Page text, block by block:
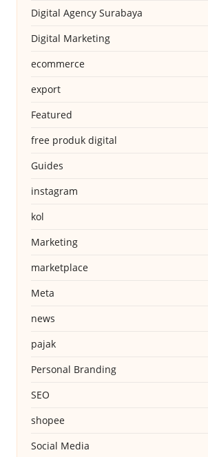
Digital Agency Surabaya
Digital Marketing
ecommerce
export
Featured
free produk digital
Guides
instagram
kol
Marketing
marketplace
Meta
news
pajak
Personal Branding
SEO
shopee
Social Media